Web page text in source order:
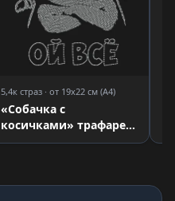
5,4к страз · от 19x22 см (A4)
«Собачка с
косичками» трафарет
для страз